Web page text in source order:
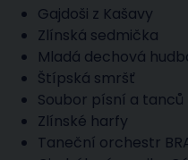
Gajdoši z Kašavy
Zlínská sedmička
Mladá dechová
Štípská smršť
Soubor písní a tanců
Zlínské harfy
Taneční orchestr